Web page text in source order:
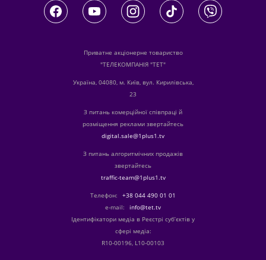
Приватне акціонерне товариство
"ТЕЛЕКОМПАНІЯ "ТЕТ"
Україна, 04080, м. Київ, вул. Кирилівська,
23
З питань комерційної співпраці й
розміщення реклами звертайтесь
digital.sale@1plus1.tv
З питань алгоритмічних продажів
звертайтесь
traffic-team@1plus1.tv
Телефон:
+38 044 490 01 01
е-mail:
info@tet.tv
Ідентифікатори медіа в Реєстрі суб’єктів у
сфері медіа:
R10-00196, L10-00103